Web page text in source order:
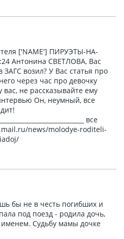
['NAME'] ПИРУЭТЫ-НА-
Антонина СВЕТЛОВА, Вас
возил? У Вас статья про
через час про девочку
не рассказывайте ему
Он, неумный, все
все
news/molodye-roditeli-
бы не в честь погибших и
под поезд - родила дочь,
Судьбу мамы дочке